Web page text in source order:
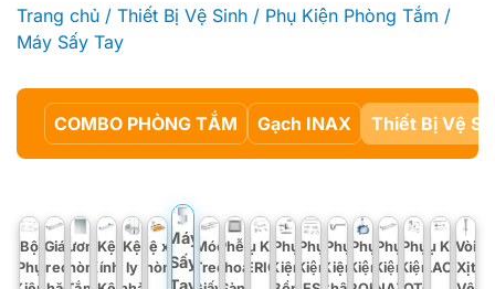
Trang chủ / Thiết Bị Vệ Sinh / Phụ Kiện Phòng Tắm /
Máy Sấy Tay
COMBO PHÒNG TẮM Gạch INAX Thiết Bị Vệ
Bộ
Phụ
Giá
treo
Gương
Phòng
Kệ
Kính,
Kệ
ly
Kệ xà
phòng
Máy
Sấy
Móc
Treo
Phễu
Thoát
Phụ Kiện
AMERICAN
Phụ
Kiện
Phụ
Kiện
Phụ
Kiện
Phụ
Kiện
Phụ
Kiện
Phụ
Kiện
Phụ Kiện
VIGLACERA
Vòi
Xịt